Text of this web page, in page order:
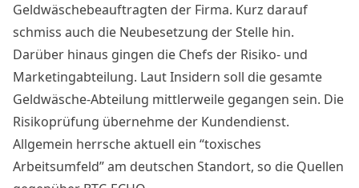
Geldwäschebeauftragten der Firma. Kurz darauf
schmiss auch die Neubesetzung der Stelle hin.
Darüber hinaus gingen die Chefs der Risiko- und
Marketingabteilung. Laut Insidern soll die gesamte
Geldwäsche-Abteilung mittlerweile gegangen sein. Die
Risikoprüfung übernehme der Kundendienst.
Allgemein herrsche aktuell ein “toxisches
Arbeitsumfeld” am deutschen Standort, so die Quellen